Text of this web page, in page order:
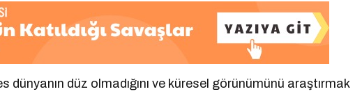
dünyanın düz olmadığını ve küresel görünümünü araştırmak